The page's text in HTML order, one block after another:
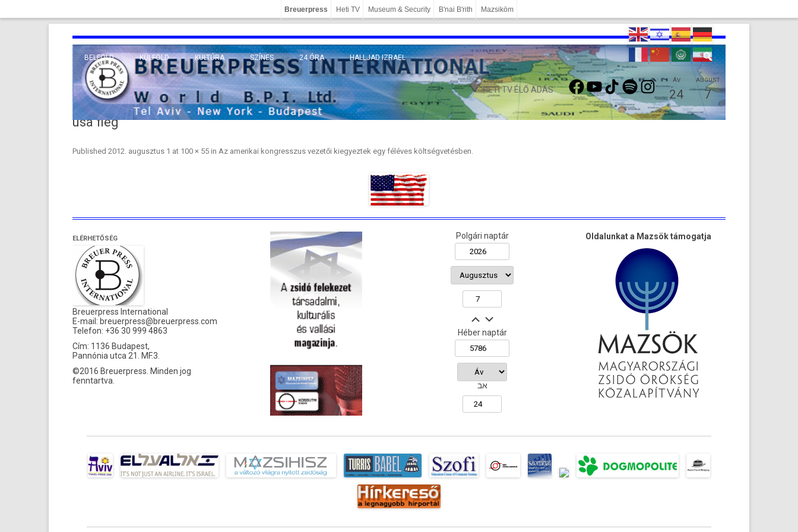
Breuerpress Heti TV Museum & Security B'nai B'rith Mazsiköm
BELFÖLD KÜLFÖLD
EURÓPA
KÖZEL-KELET
TENGERENTÚL
KULTÚRA
TUDOMÁNY
VALLÁS
SZÍNES 24 ÓRA HALLJAD IZRAEL
HETI TV ÉLŐ ADÁS
FACEBOOKYOUTUBETIKTOKSPOTIFYINSTAGRAMÁV
24
AUGUST
7
usa fleg
Published 2012. augusztus 1 at 100 × 55 in Az amerikai kongresszus vezetői kiegyeztek egy féléves költségvetésben.
ELÉRHETŐSÉG
Breuerpress International
E-mail: breuerpress@breuerpress.com
Telefon: +36 30 999 4863
Cím: 1136 Budapest,
Pannónia utca 21. MF.3.
©2016 Breuerpress. Minden jog
fenntartva.
Polgári naptár
Héber naptár
אב
Oldalunkat a Mazsök támogatja